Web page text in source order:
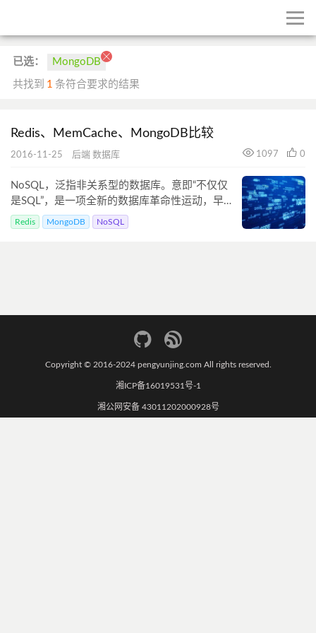
已选： MongoDB
共找到 1 条符合要求的结果
Redis、MemCache、MongoDB比较
2016-11-25 后端 数据库 1097 0
NoSQL，泛指非关系型的数据库。意即“不仅仅
是SQL”，是一项全新的数据库革命性运动，早期
就有人提出，发展至2009年趋势越发高涨。下
面比较以下非关系型数据库：Redis、
Redis MongoDB NoSQL
Copyright © 2016-2024 pengyunjing.com All rights reserved.
湘ICP备16019531号-1
湘公网安备 43011202000928号